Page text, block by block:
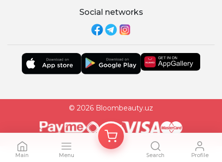
Social networks
© 2026 Bloombeauty.uz
Main Menu Search Profile